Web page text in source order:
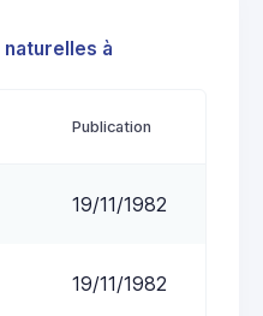
à
Publication
19/11/1982
19/11/1982